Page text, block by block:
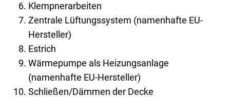
Klempnerarbeiten
Zentrale Lüftungssystem (namenhafte EU-
Hersteller)
Estrich
Wärmepumpe als Heizungsanlage
(namenhafte EU-Hersteller)
Schließen/Dämmen der Decke